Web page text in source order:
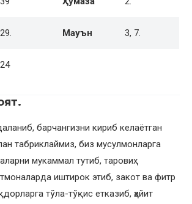
29. Мауън 3, 7.
24
барчангизни кириб келаётган
табриклаймиз, биз мусулмонларга
мукаммал тутиб, таровиҳ
иштирок этиб, закот ва фитр
тўла-тўқис етказиб, ҳайит